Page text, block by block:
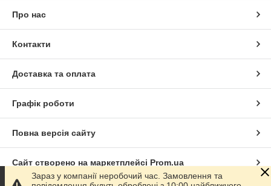
Про нас
Контакти
Доставка та оплата
Графік роботи
Повна версія сайту
Сайт створено на маркетплейсі Prom.ua
Зараз у компанії неробочий час. Замовлення та